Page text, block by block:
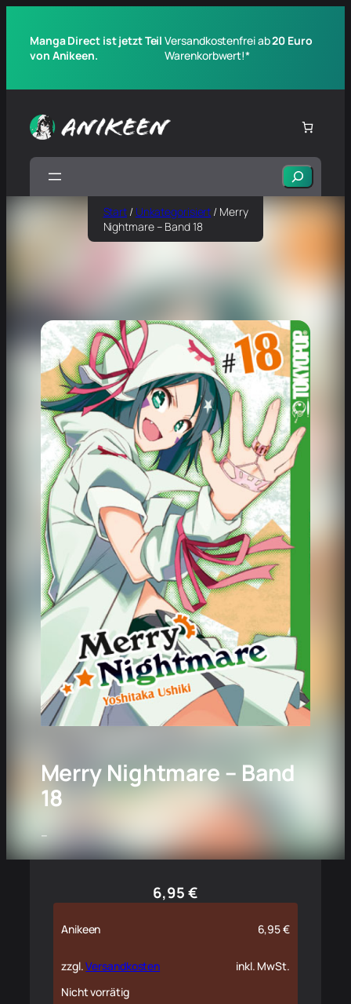
Manga Direct ist jetzt Teil
von Anikeen.
Versandkostenfrei ab20 Euro
Warenkorbwert!*
Suchen
Start / Unkategorisiert / Merry
Nightmare – Band 18
Merry Nightmare – Band
18
–
6,95€
Anikeen 6,95€
zzgl.Versandkosten
inkl. MwSt.
Nicht vorrätig